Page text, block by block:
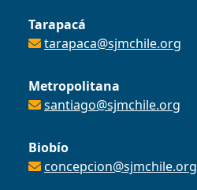
Tarapacá
tarapaca@sjmchile.org
Metropolitana
santiago@sjmchile.org
Biobío
concepcion@sjmchile.org